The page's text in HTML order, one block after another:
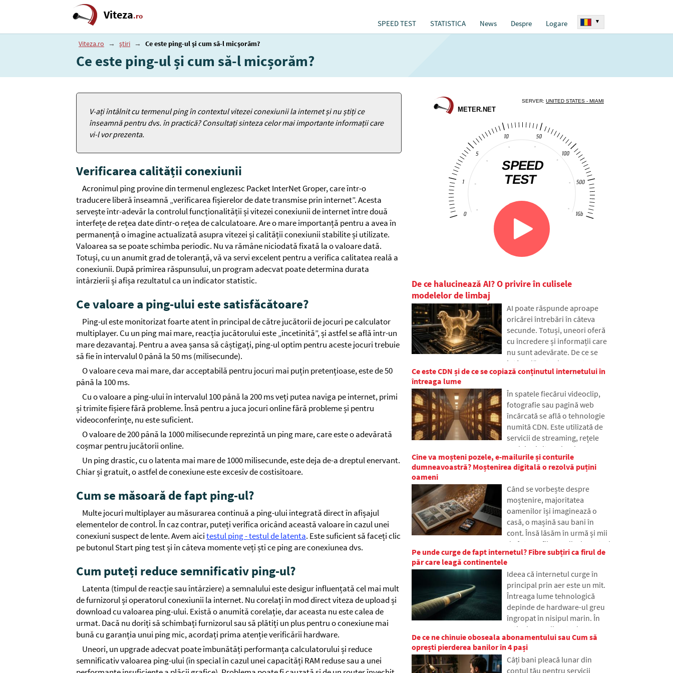
Viteza.ro
SPEED TEST STATISTICA News Despre Logare ▾
Viteza.ro → știri → Ce este ping-ul și cum să-l micșorăm?
Ce este ping-ul și cum să-l micșorăm?
V-ați întâlnit cu termenul ping în contextul vitezei conexiunii la internet și nu știți ce
înseamnă pentru dvs. în practică? Consultați sinteza celor mai importante informații care
vi-l vor prezenta.
Verificarea calității conexiunii
Acronimul ping provine din termenul englezesc Packet InterNet Groper, care într-o
traducere liberă înseamnă „verificarea fișierelor de date transmise prin internet”. Acesta
servește într-adevăr la controlul funcționalității și vitezei conexiunii de internet între două
interfețe de rețea date dintr-o rețea de calculatoare. Are o mare importanță pentru a avea în
permanență o imagine actualizată asupra vitezei și calității conexiunii stabilite și utilizate.
Valoarea sa se poate schimba periodic. Nu va rămâne niciodată fixată la o valoare dată.
Totuși, cu un anumit grad de toleranță, vă va servi excelent pentru a verifica calitatea reală a
conexiunii. După primirea răspunsului, un program adecvat poate determina durata
întârzierii și afișa rezultatul ca un indicator statistic.
Ce valoare a ping-ului este satisfăcătoare?
Ping-ul este monitorizat foarte atent în principal de către jucătorii de jocuri pe calculator
multiplayer. Cu un ping mai mare, reacția jucătorului este „încetinită”, și astfel se află într-un
mare dezavantaj. Pentru a avea șansa să câștigați, ping-ul optim pentru aceste jocuri trebuie
să fie în intervalul 0 până la 50 ms (milisecunde).
O valoare ceva mai mare, dar acceptabilă pentru jocuri mai puțin pretențioase, este de 50
până la 100 ms.
Cu o valoare a ping-ului în intervalul 100 până la 200 ms veți putea naviga pe internet, primi
și trimite fișiere fără probleme. Însă pentru a juca jocuri online fără probleme și pentru
videoconferințe, nu este suficient.
O valoare de 200 până la 1000 milisecunde reprezintă un ping mare, care este o adevărată
coșmar pentru jucătorii online.
Un ping drastic, cu o latenta mai mare de 1000 milisecunde, este deja de-a dreptul enervant.
Chiar și gratuit, o astfel de conexiune este excesiv de costisitoare.
Cum se măsoară de fapt ping-ul?
Multe jocuri multiplayer au măsurarea continuă a ping-ului integrată direct în afișajul
elementelor de control. În caz contrar, puteți verifica oricând această valoare în cazul unei
conexiuni suspect de lente. Avem aicitestul ping - testul de latenta. Este suficient să faceți clic
pe butonul Start ping test și în câteva momente veți ști ce ping are conexiunea dvs.
Cum puteți reduce semnificativ ping-ul?
Latenta (timpul de reacție sau întârziere) a semnalului este desigur influențată cel mai mult
de furnizorul și operatorul conexiunii la internet. Nu corelați în mod direct viteza de upload și
download cu valoarea ping-ului. Există o anumită corelație, dar aceasta nu este calea de
urmat. Dacă nu doriți să schimbați furnizorul sau să plătiți un plus pentru o conexiune mai
bună cu garanția unui ping mic, acordați prima atenție verificării hardware.
Uneori, un upgrade adecvat poate îmbunătăți performanța calculatorului și reduce
semnificativ valoarea ping-ului (în special în cazul unei capacități RAM reduse sau a unei
De ce halucinează AI? O privire în culisele
modelelor de limbaj
AI poate răspunde aproape
oricărei întrebări în câteva
secunde. Totuși, uneori oferă
cu încredere și informații care
nu sunt adevărate. De ce se
întâmplă asta și ce sunt așa-
numitele halucinații AI? În
funcționează marile modele de
limbaj, de ce uneori generează
răspunsuri false și cum
încearcă dezvoltatorii să
reducă treptat această
Ce este CDN și de ce se copiază conținutul internetului în
întreaga lume
În spatele fiecărui videoclip,
fotografie sau pagină web
încărcată se află o tehnologie
numită CDN. Este utilizată de
servicii de streaming, rețele
sociale și site-uri web
obișnuite, chiar dacă mulți
oameni nu au auzit niciodată
înseamnă această abreviere,
cum funcționează, de ce
conținutul internetului este
stocat în diferite locuri din
lume și de ce internetul de
astăzi s-ar descurca cu greu
Cine va moșteni pozele, e-mailurile și conturile
dumneavoastră? Moștenirea digitală o rezolvă puțini
oameni
Când se vorbește despre
moștenire, majoritatea
oamenilor își imaginează o
casă, o mașină sau bani în
cont. Însă lăsăm în urmă și mii
de fotografii, e-mailuri, conturi
pe rețelele sociale sau date
stocate în cloud. Ce se
întâmplă cu ele după moarte și
cine va obține acces la ele? În
articol analizăm cum
funcționează moștenirea
digitală, de ce pot avea
datele și cum să faci ordine în
amprenta online chiar astăzi.
Pe unde curge de fapt internetul? Fibre subțiri ca firul de
păr care leagă continentele
Ideea că internetul curge în
principal prin aer este un mit.
Întreaga lume tehnologică
depinde de hardware-ul greu
îngropat în nisipul marin. În
articol, vom discuta despre
tehnologia cablurilor
submarine. Veți afla cum
funcționează fibrele optice, ce
De ce ne chinuie oboseala abonamentului sau Cum să
oprești pierderea banilor în 4 pași
Câți bani pleacă lunar din
contul tău pentru servicii